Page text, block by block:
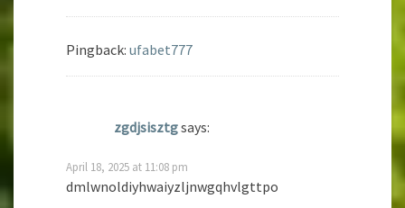
Pingback: ufabet777
zgdjsisztgsays:
April 18, 2025 at 11:08 pm
dmlwnoldiyhwaiyzljnwgqhvlgttpo